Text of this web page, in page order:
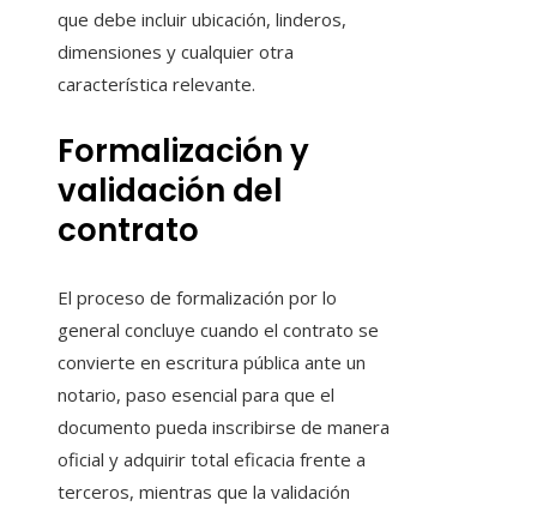
que debe incluir ubicación, linderos,
dimensiones y cualquier otra
característica relevante.
Formalización y
validación del
contrato
El proceso de formalización por lo
general concluye cuando el contrato se
convierte en escritura pública ante un
notario, paso esencial para que el
documento pueda inscribirse de manera
oficial y adquirir total eficacia frente a
terceros, mientras que la validación